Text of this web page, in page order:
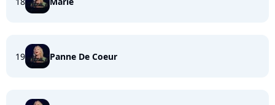
19 Panne De Coeur